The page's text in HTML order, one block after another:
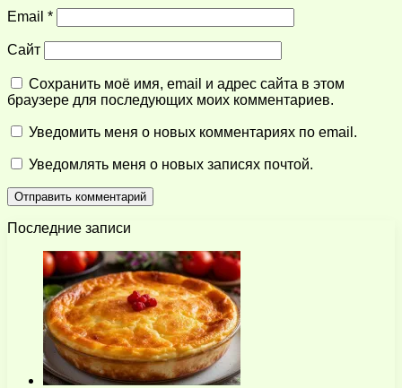
Email *
Сайт
Сохранить моё имя, email и адрес сайта в этом
браузере для последующих моих комментариев.
Уведомить меня о новых комментариях по email.
Уведомлять меня о новых записях почтой.
Последние записи